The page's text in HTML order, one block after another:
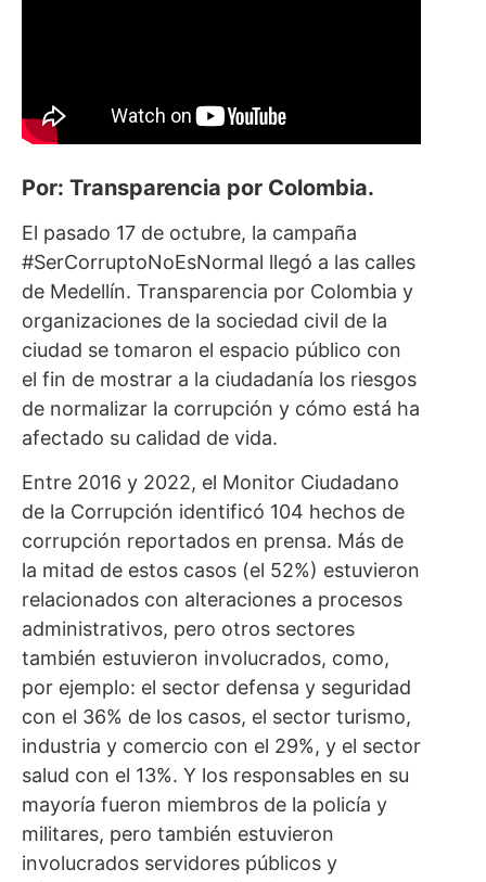
Por: Transparencia por Colombia.
El pasado 17 de octubre, la campaña
#SerCorruptoNoEsNormal llegó a las calles
de Medellín. Transparencia por Colombia y
organizaciones de la sociedad civil de la
ciudad se tomaron el espacio público con
el fin de mostrar a la ciudadanía los riesgos
de normalizar la corrupción y cómo está ha
afectado su calidad de vida.
Entre 2016 y 2022, el Monitor Ciudadano
de la Corrupción identificó 104 hechos de
corrupción reportados en prensa. Más de
la mitad de estos casos (el 52%) estuvieron
relacionados con alteraciones a procesos
administrativos, pero otros sectores
también estuvieron involucrados, como,
por ejemplo: el sector defensa y seguridad
con el 36% de los casos, el sector turismo,
industria y comercio con el 29%, y el sector
salud con el 13%. Y los responsables en su
mayoría fueron miembros de la policía y
militares, pero también estuvieron
involucrados servidores públicos y